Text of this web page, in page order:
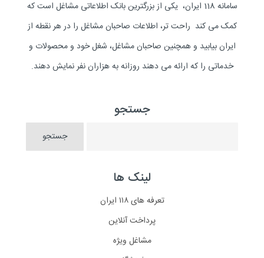
سامانه 118 ایران، یکی از بزرگترین بانک اطلاعاتی مشاغل است که
کمک می کند راحت تر، اطلاعات صاحبان مشاغل را در هر نقطه از
ایران بیابید و همچنین صاحبان مشاغل، شغل خود و محصولات و
خدماتی را که ارائه می دهند روزانه به هزاران نفر نمایش دهند.
جستجو
لینک ها
تعرفه های ۱۱۸ ایران
پرداخت آنلاین
مشاغل ویژه